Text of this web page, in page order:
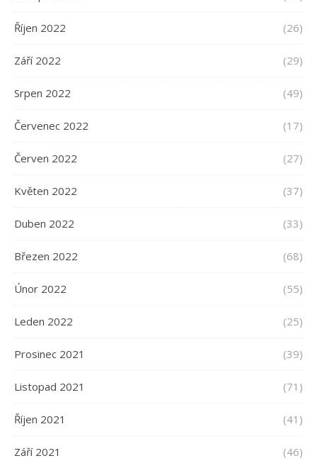
Říjen 2022 (26)
Září 2022 (29)
Srpen 2022 (49)
Červenec 2022 (17)
Červen 2022 (27)
Květen 2022 (37)
Duben 2022 (33)
Březen 2022 (68)
Únor 2022 (55)
Leden 2022 (25)
Prosinec 2021 (39)
Listopad 2021 (71)
Říjen 2021 (41)
Září 2021 (46)